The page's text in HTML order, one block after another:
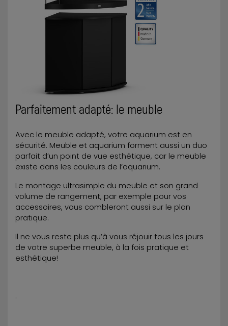
Parfaitement adapté: le meuble
Avec le meuble adapté, votre aquarium est en
sécurité. Meuble et aquarium forment aussi un duo
parfait d’un point de vue esthétique, car le meuble
existe dans les couleurs de l’aquarium.
Le montage ultrasimple du meuble et son grand
volume de rangement, par exemple pour vos
accessoires, vous combleront aussi sur le plan
pratique.
Il ne vous reste plus qu’à vous réjouir tous les jours
de votre superbe meuble, à la fois pratique et
esthétique!
.